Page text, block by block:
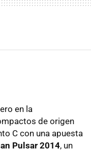
en la
de origen
C con una apuesta
Pulsar 2014, un